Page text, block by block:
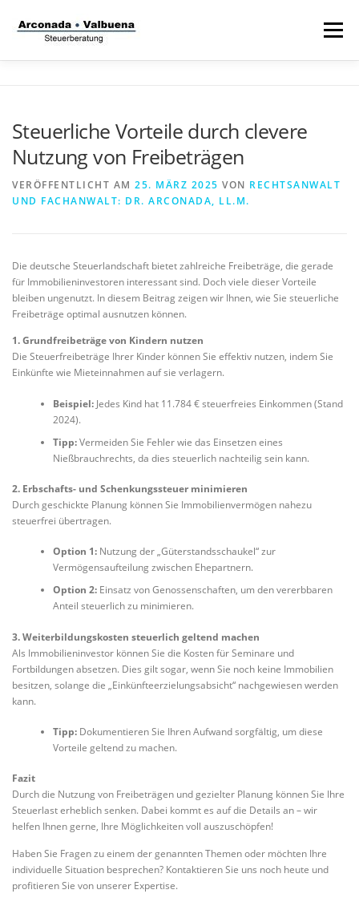
Inhalt
Menü
STRAFVERTEIDIGER TÄTIGKEITSFELDER
Steuerliche Vorteile durch clevere
Nutzung von Freibeträgen
VERÖFFENTLICHT AM 25. MÄRZ 2025 VON RECHTSANWALT
UND FACHANWALT: DR. ARCONADA, LL.M.
Die deutsche Steuerlandschaft bietet zahlreiche Freibeträge, die gerade
für Immobilieninvestoren interessant sind. Doch viele dieser Vorteile
bleiben ungenutzt. In diesem Beitrag zeigen wir Ihnen, wie Sie steuerliche
Freibeträge optimal ausnutzen können.
1. Grundfreibeträge von Kindern nutzen
Die Steuerfreibeträge Ihrer Kinder können Sie effektiv nutzen, indem Sie
Einkünfte wie Mieteinnahmen auf sie verlagern.
Beispiel:Jedes Kind hat 11.784 € steuerfreies Einkommen (Stand
2024).
Tipp:Vermeiden Sie Fehler wie das Einsetzen eines
Nießbrauchrechts, da dies steuerlich nachteilig sein kann.
2. Erbschafts- und Schenkungssteuer minimieren
Durch geschickte Planung können Sie Immobilienvermögen nahezu
steuerfrei übertragen.
Option 1:Nutzung der „Güterstandsschaukel“ zur
Vermögensaufteilung zwischen Ehepartnern.
Option 2:Einsatz von Genossenschaften, um den vererbbaren
Anteil steuerlich zu minimieren.
3. Weiterbildungskosten steuerlich geltend machen
Als Immobilieninvestor können Sie die Kosten für Seminare und
Fortbildungen absetzen. Dies gilt sogar, wenn Sie noch keine Immobilien
besitzen, solange die „Einkünfteerzielungsabsicht“ nachgewiesen werden
kann.
Tipp:Dokumentieren Sie Ihren Aufwand sorgfältig, um diese
Vorteile geltend zu machen.
Fazit
Durch die Nutzung von Freibeträgen und gezielter Planung können Sie Ihre
Steuerlast erheblich senken. Dabei kommt es auf die Details an – wir
helfen Ihnen gerne, Ihre Möglichkeiten voll auszuschöpfen!
Haben Sie Fragen zu einem der genannten Themen oder möchten Ihre
individuelle Situation besprechen? Kontaktieren Sie uns noch heute und
profitieren Sie von unserer Expertise.